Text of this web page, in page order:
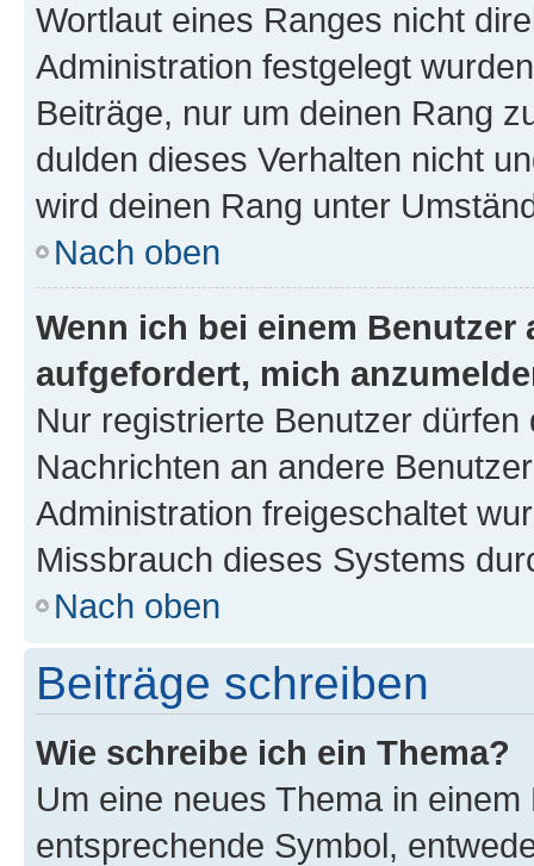
Wortlaut eines Ranges nicht
Administration festgelegt
Beiträge, nur um deinen Rang
dulden dieses Verhalten nicht
wird deinen Rang unter
Nach oben
Wenn ich bei einem
aufgefordert, mich
Nur registrierte Benutzer
Nachrichten an andere
Administration freigeschaltet
Missbrauch dieses Systems
Nach oben
Beiträge schreiben
Wie schreibe ich ein Thema?
Um eine neues Thema in
entsprechende Symbol,